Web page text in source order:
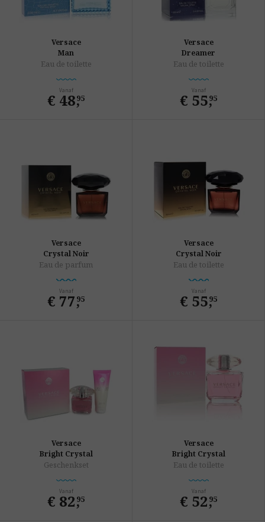
Versace
Man
Eau de toilette
Vanaf
€ 48,
95
Versace
Dreamer
Eau de toilette
Vanaf
€ 55,
95
Versace
Crystal Noir
Eau de parfum
Vanaf
€ 77,
95
Versace
Crystal Noir
Eau de toilette
Vanaf
€ 55,
95
Versace
Bright Crystal
Geschenkset
Vanaf
€ 82,
95
Versace
Bright Crystal
Eau de toilette
Vanaf
€ 52,
95